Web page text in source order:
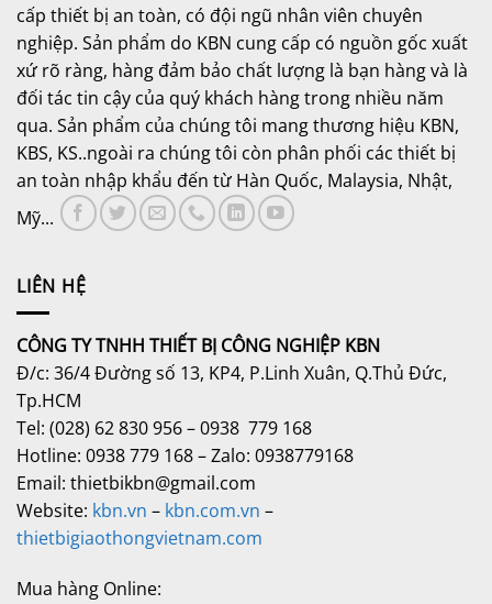
cấp thiết bị an toàn, có đội ngũ nhân viên chuyên
nghiệp. Sản phẩm do KBN cung cấp có nguồn gốc xuất
xứ rõ ràng, hàng đảm bảo chất lượng là bạn hàng và là
đối tác tin cậy của quý khách hàng trong nhiều năm
qua. Sản phẩm của chúng tôi mang thương hiệu KBN,
KBS, KS..ngoài ra chúng tôi còn phân phối các thiết bị
an toàn nhập khẩu đến từ Hàn Quốc, Malaysia, Nhật,
Mỹ...
LIÊN HỆ
CÔNG TY TNHH THIẾT BỊ CÔNG NGHIỆP KBN
Đ/c: 36/4 Đường số 13, KP4, P.Linh Xuân, Q.Thủ Đức,
Tp.HCM
Tel: (028) 62 830 956 – 0938 779 168
Hotline: 0938 779 168 – Zalo: 0938779168
Email: thietbikbn@gmail.com
Website: kbn.vn – kbn.com.vn –
thietbigiaothongvietnam.com
Mua hàng Online: